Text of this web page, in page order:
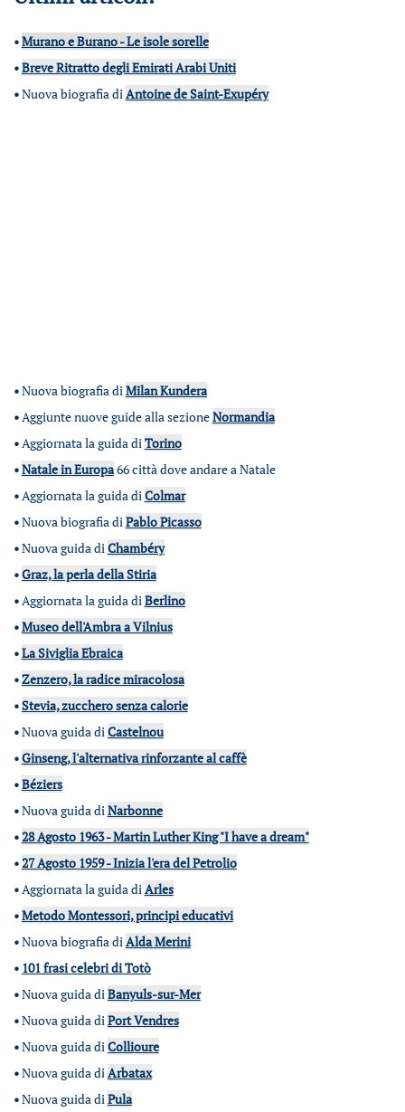
•Murano e Burano - Le isole sorelle
•Breve Ritratto degli Emirati Arabi Uniti
•Nuova biografia diAntoine de Saint-Exupéry
•Nuova biografia diMilan Kundera
•Aggiunte nuove guide alla sezioneNormandia
•Aggiornata la guida diTorino
•Natale in Europa66 città dove andare a Natale
•Aggiornata la guida diColmar
•Nuova biografia diPablo Picasso
•Nuova guida diChambéry
•Graz, la perla della Stiria
•Aggiornata la guida diBerlino
•Museo dell'Ambra a Vilnius
•La Siviglia Ebraica
•Zenzero, la radice miracolosa
•Stevia, zucchero senza calorie
•Nuova guida diCastelnou
•Ginseng, l'alternativa rinforzante al caffè
•Béziers
•Nuova guida diNarbonne
•28 Agosto 1963 - Martin Luther King "I have a dream"
•27 Agosto 1959 - Inizia l'era del Petrolio
•Aggiornata la guida diArles
•Metodo Montessori, principi educativi
•Nuova biografia diAlda Merini
• 101 frasi celebri di Totò
•Nuova guida diBanyuls-sur-Mer
•Nuova guida diPort Vendres
•Nuova guida diCollioure
•Nuova guida diArbatax
•Nuova guida diPula